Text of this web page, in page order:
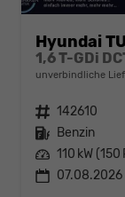
Hyundai
1,6 T-GDi
unverbindliche
Fahrzeugnr. 142610
Kraftstoff Benzin
Leistung 110 kW (150
07.08.2026